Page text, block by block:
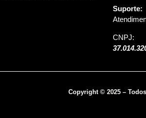
Suporte:
CNPJ:
Copyright © 2025 –